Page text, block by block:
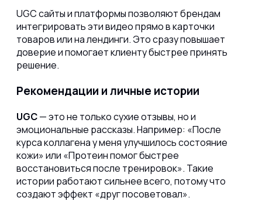
UGC сайты и платформы позволяют брендам
интегрировать эти видео прямо в карточки
товаров или на лендинги. Это сразу повышает
доверие и помогает клиенту быстрее принять
решение.
Рекомендации и личные истории
UGC— это не только сухие отзывы, но и
эмоциональные рассказы. Например: «После
курса коллагена у меня улучшилось состояние
кожи» или «Протеин помог быстрее
восстановиться после тренировок». Такие
истории работают сильнее всего, потому что
создают эффект «друг посоветовал».